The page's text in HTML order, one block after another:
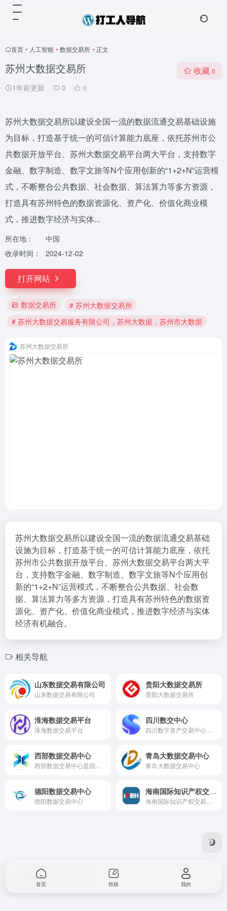
首页 • 人工智能 • 数据交易所 • 正文
苏州大数据交易所
1年前更新 0 0
收藏 0
苏州大数据交易所以建设全国一流的数据流通交易基础设施
为目标，打造基于统一的可信计算能力底座，依托苏州市公
共数据开放平台、苏州大数据交易平台两大平台，支持数字
金融、数字制造、数字文旅等N个应用创新的“1+2+N”运营模
式，不断整合公共数据、社会数据、算法算力等多方资源，
打造具有苏州特色的数据资源化、资产化、价值化商业模
式，推进数字经济与实体...
所在地：
中国
收录时间：
2024-12-02
打开网站
数据交易所
# 苏州大数据交易所
# 苏州大数据交易服务有限公司，苏州大数据，苏州市大数据
苏州大数据交易所
苏州大数据交易所以建设全国一流的数据流通交易基础
设施为目标，打造基于统一的可信计算能力底座，依托
苏州市公共数据开放平台、苏州大数据交易平台两大平
台，支持数字金融、数字制造、数字文旅等N个应用创
新的“1+2+N”运营模式，不断整合公共数据、社会数
据、算法算力等多方资源，打造具有苏州特色的数据资
源化、资产化、价值化商业模式，推进数字经济与实体
经济有机融合。
相关导航
山东数据交易有限公司
山东数据交易有限公司
贵阳大数据交易所
贵阳大数据交易所
淮海数据交易平台
淮海数据交易平台
四川数交中心
西部数据交易中心 青岛大数据交易中心
青岛大数据交易中心
德阳数据交易中心
德阳数据交易中心
海南国际知识产权交易所
Copyright © 2026
首页 投稿 我的